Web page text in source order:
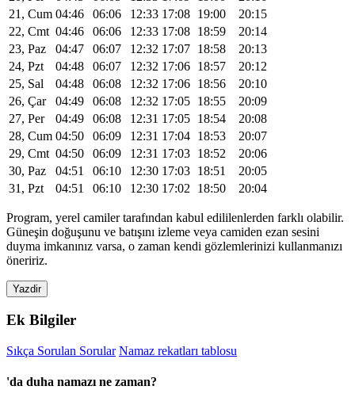
21, Cum 04:46 06:06 12:33 17:08 19:00
20:15
22, Cmt 04:46 06:06 12:33 17:08 18:59
20:14
23, Paz
04:47 06:07 12:32 17:07 18:58
20:13
24, Pzt
04:48 06:07 12:32 17:06 18:57
20:12
25, Sal
04:48 06:08 12:32 17:06 18:56
20:10
26, Çar
04:49 06:08 12:32 17:05 18:55
20:09
27, Per
04:49 06:08 12:31 17:05 18:54
20:08
28, Cum 04:50 06:09 12:31 17:04 18:53
20:07
29, Cmt 04:50 06:09 12:31 17:03 18:52
20:06
30, Paz
04:51 06:10 12:30 17:03 18:51
20:05
31, Pzt
04:51 06:10 12:30 17:02 18:50 20:04
Program, yerel camiler tarafından kabul edililenlerden farklı olabilir.
Güneşin doğuşunu ve batışını izleme veya camiden ezan sesini
duyma imkanınız varsa, o zaman kendi gözlemlerinizi kullanmanızı
öneririz.
Yazdir
Ek Bilgiler
Sıkça Sorulan Sorular Namaz rekatları tablosu
'da duha namazı ne zaman?